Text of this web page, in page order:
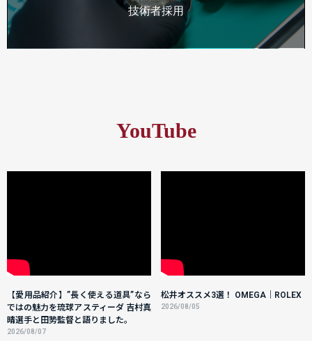
技術者採用
YouTube
【愛用品紹介】”長く使える道具”なら
ではの魅力を琉球アスティーダ 吉村真
晴選手と田㔟監督と語りました。
2026/08/07
松井オススメ3選！ OMEGA｜ROLEX
2026/08/05